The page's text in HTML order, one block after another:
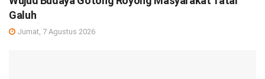
Galuh
Jumat, 7 Agustus 2026